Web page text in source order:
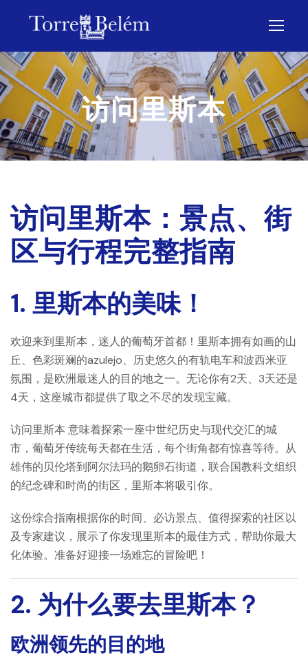
访问里斯本
访问里斯本：景点、街
区与行程完整指南
1. 里斯本的美味！
欢迎来到里斯本，迷人的葡萄牙首都！里斯本拥有如画的山
丘、色彩斑斓的azulejo、历史悠久的有轨电车和波西米亚
氛围，是欧洲最迷人的目的地之一。无论你有2天、3天还是
4天，这座城市都提供了取之不尽的发现宝藏。
访问里斯本 意味着探索一座中世纪历史与现代交汇的城
市，葡萄牙传统每天都在生活，每个街角都有惊喜等待。从
雄伟的贝伦塔到阿尔法玛的鹅卵石街道，联合国教科文组织
的纪念碑和时尚的街区，里斯本将吸引你。
这份综合指南根据你的时间、必访景点、值得探索的社区以
及专家建议，展示了你发现里斯本的最佳方式，帮助你最大
化体验。准备好迎接一场难忘的冒险吧！
2. 为什么要去里斯本？
欧洲领先的目的地